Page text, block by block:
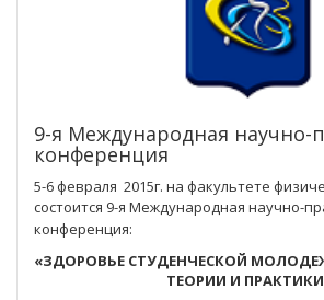
9-я Международная научно-
конференция
5-6 февраля 2015г. на факультете
состоится 9-я Международная научно-
конференция:
«ЗДОРОВЬЕ СТУДЕНЧЕСКОЙ
ТЕОРИИ И ПРАКТИКИ